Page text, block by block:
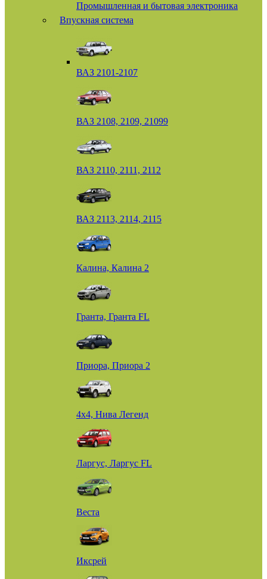
Промышленная и бытовая электроника
Впускная система
ВАЗ 2101-2107
ВАЗ 2108, 2109, 21099
ВАЗ 2110, 2111, 2112
ВАЗ 2113, 2114, 2115
Калина, Калина 2
Гранта, Гранта FL
Приора, Приора 2
4х4, Нива Легенд
Ларгус, Ларгус FL
Веста
Иксрей